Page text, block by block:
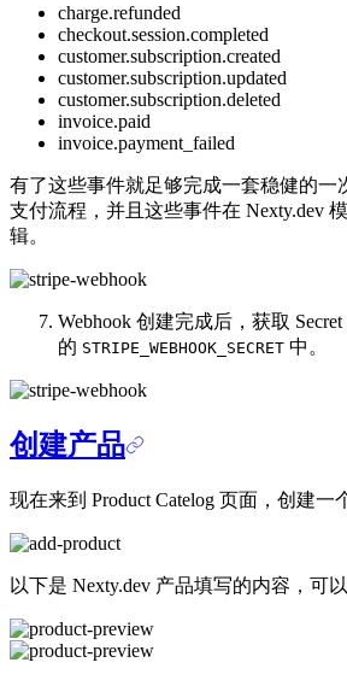
charge.refunded
checkout.session.completed
customer.subscription.created
customer.subscription.updated
customer.subscription.deleted
invoice.paid
invoice.payment_failed
有了这些事件就足够完成一套稳健的一
支付流程，并且这些事件在 Nexty.dev
辑。
Webhook 创建完成后，获取
的 STRIPE_WEBHOOK_SECRET 中。
创建产品
现在来到 Product Catelog 页面，创建一
以下是 Nexty.dev 产品填写的内容，可以